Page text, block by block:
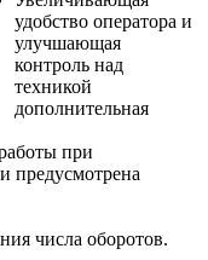
удобство оператора и
улучшающая
контроль над
техникой
дополнительная
при
предусмотрена
числа оборотов.